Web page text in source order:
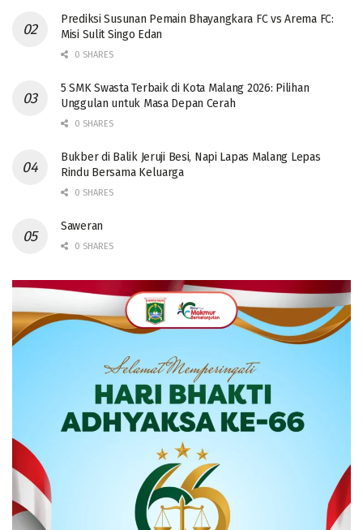
Prediksi Susunan Pemain Bhayangkara FC vs Arema FC:
Misi Sulit Singo Edan
0 SHARES
5 SMK Swasta Terbaik di Kota Malang 2026: Pilihan
Unggulan untuk Masa Depan Cerah
0 SHARES
Bukber di Balik Jeruji Besi, Napi Lapas Malang Lepas
Rindu Bersama Keluarga
0 SHARES
Saweran
0 SHARES